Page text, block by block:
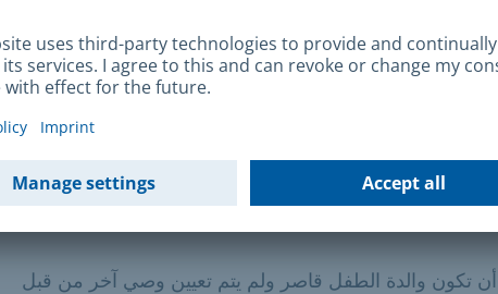
قررت المحكمة المحلية أن الوالدين غير قادرين على ممارسة
على سبيل المثال - بسبب عدم معرفة مكان وجود الوالدين -
وفاة الوالد الذي له الحضانة الوحيدة - بسبب تضارب المصالح
الوالدين والطفل (مثل إجراءات النسب والنفقة أو مسائل
أن تكون والدة الطفل قاصر ولم يتم تعيين وصي آخر من قبل